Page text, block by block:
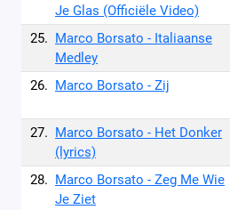
Je Glas (Officiële Video)
25. Marco Borsato - Italiaanse
Medley
26. Marco Borsato - Zij
27. Marco Borsato - Het Donker
(lyrics)
28. Marco Borsato - Zeg Me Wie
Je Ziet